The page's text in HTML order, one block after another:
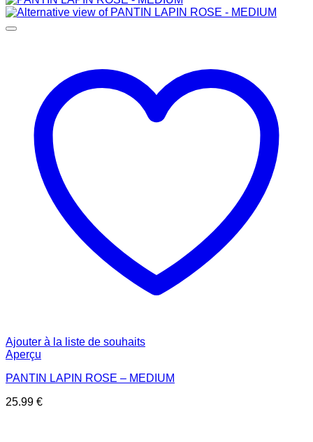
Ajouter à la liste de souhaits
Aperçu
PANTIN LAPIN ROSE – MEDIUM
25.99 €